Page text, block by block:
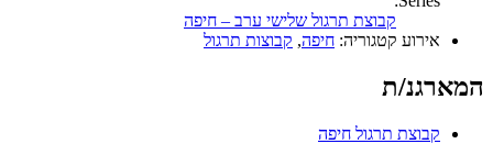
קבוצת תרגול שלישי ערב – חיפה
אירוע קטגוריה: חיפה, קבוצות תרגול
המארגנ/ת
קבוצת תרגול חיפה